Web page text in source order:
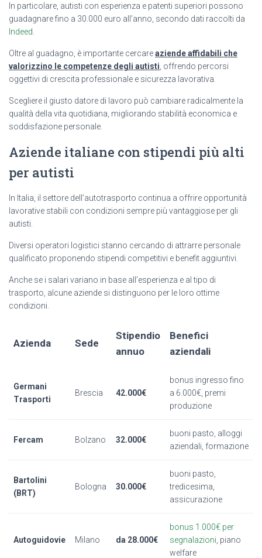
In particolare, autisti con esperienza e patenti superiori possono
guadagnare fino a 30.000 euro all’anno, secondo dati raccolti da
Indeed
Oltre al guadagno, è importante cercareaziende affidabili che
valorizzino le competenze degli autisti , offrendo percorsi
oggettivi di crescita professionale e sicurezza lavorativa.
Scegliere il giusto datore di lavoro può cambiare radicalmente la
qualità della vita quotidiana, migliorando stabilità economica e
soddisfazione personale.
Aziende italiane con stipendi più alti
per autisti
In Italia, il settore dell’autotrasporto continua a offrire opportunità
lavorative stabili con condizioni sempre più vantaggiose per gli
autisti.
Diversi operatori logistici stanno cercando di attrarre personale
qualificato proponendo stipendi competitivi e benefit aggiuntivi.
Anche se i salari variano in base all’esperienza e al tipo di
trasporto, alcune aziende si distinguono per le loro ottime
condizioni.
Azienda Sede
Stipendio
annuo
Benefici
aziendali
Germani
Trasporti
Brescia 42.000€
bonus ingresso fino
a 6.000€, premi
produzione
Fercam Bolzano 32.000€
buoni pasto, alloggi
aziendali, formazione
Bartolini
(BRT)
Bologna 30.000€
buoni pasto,
tredicesima,
assicurazione
Autoguidovie Milano da 28.000€
bonus 1.000€ per
segnalazioni , piano
welfare